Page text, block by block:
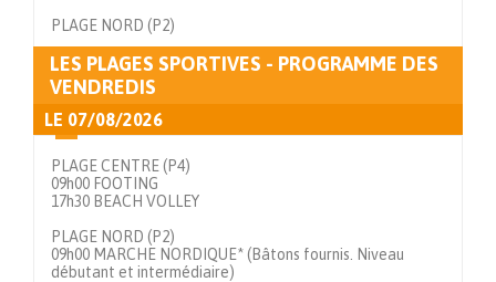
PLAGE NORD (P2)
LES PLAGES SPORTIVES - PROGRAMME DES
VENDREDIS
LE 07/08/2026
PLAGE CENTRE (P4)
09h00 FOOTING
17h30 BEACH VOLLEY
PLAGE NORD (P2)
09h00 MARCHE NORDIQUE* (Bâtons fournis. Niveau
débutant et intermédiaire)